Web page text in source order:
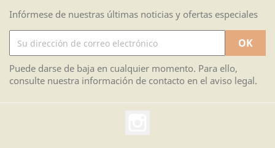
Infórmese de nuestras últimas noticias y ofertas especiales
Puede darse de baja en cualquier momento. Para ello,
consulte nuestra información de contacto en el aviso legal.